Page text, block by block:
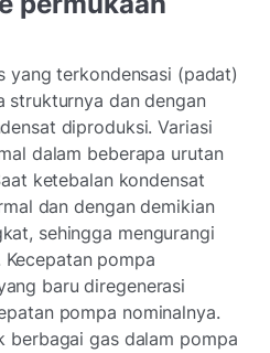
yang terkondensasi (padat)
strukturnya dan dengan
diproduksi. Variasi
dalam beberapa urutan
ketebalan kondensat
dan dengan demikian
sehingga mengurangi
pompa
baru diregenerasi
pompa nominalnya.
berbagai gas dalam pompa